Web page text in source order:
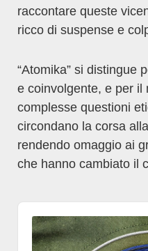
raccontare queste
ricco di suspense e
“Atomika” si distingue
e coinvolgente, e per il
complesse questioni
circondano la corsa
rendendo omaggio ai
che hanno cambiato il
Audio
Player